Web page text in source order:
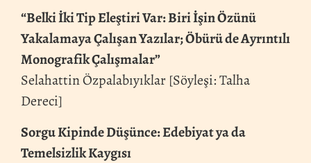
“Belki İki Tip Eleştiri Var: Biri İşin Özünü
Yakalamaya Çalışan Yazılar; Öbürü de Ayrıntılı
Monografik Çalışmalar”
Selahattin Özpalabıyıklar [Söyleşi: Talha
Dereci]
Sorgu Kipinde Düşünce: Edebiyat ya da
Temelsizlik Kaygısı